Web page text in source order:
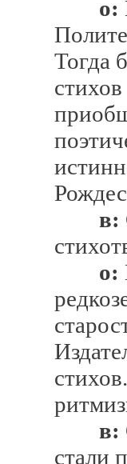
о:
Тогда
в:
о:
в:
стали